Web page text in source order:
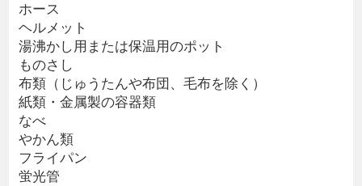
ホース
ヘルメット
湯沸かし用または保温用のポット
ものさし
布類（じゅうたんや布団、毛布を除く）
紙類・金属製の容器類
なべ
やかん類
フライパン
蛍光管